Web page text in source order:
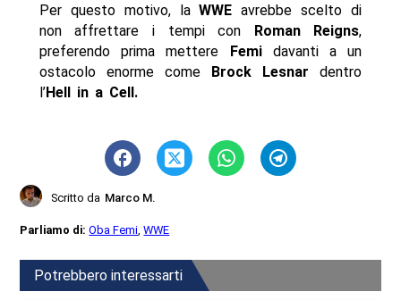
Per questo motivo, laWWE avrebbe scelto di
non affrettare i tempi con Roman Reigns,
preferendo prima mettere Femidavanti a un
ostacolo enorme come Brock Lesnar dentro
l’Hell in a Cell.
Scritto da Marco M.
Parliamo di:Oba Femi ,WWE
Potrebbero interessarti